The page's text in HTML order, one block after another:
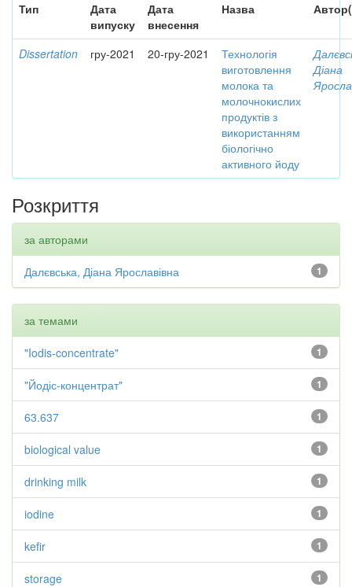
Тип
Дата
випуску
Дата
внесення
Назва
Dissertation гру-2021 20-гру-2021
Технологія
виготовлення
молока та
молочнокислих
продуктів з
використанням
біологічно
активного йоду
Діана
Розкриття
за авторами
1
Далєвська, Діана Ярославівна
за темами
1
"Iodis-concentrate"
1
"Йодіс-концентрат"
1
63.637
1
biological value
1
drinking milk
1
iodine
1
kefir
1
storage